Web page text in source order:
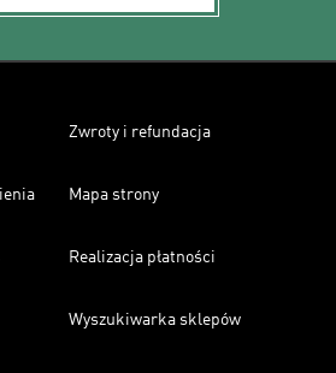
Zwroty i refundacja
Mapa strony
Realizacja płatności
Wyszukiwarka sklepów